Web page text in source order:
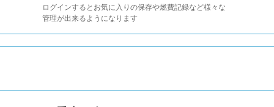
ログインするとお気に入りの保存や燃費記録など様々な
管理が出来るようになります